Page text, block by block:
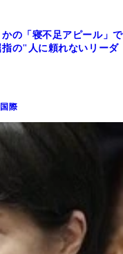
の「寝不足アピール」で
の"人に頼れないリーダ
際